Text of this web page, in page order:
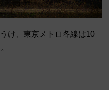
け、東京メトロ各線は10